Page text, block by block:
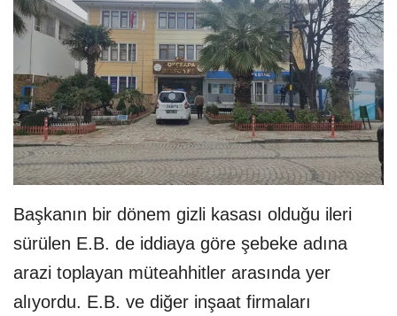
Başkanın bir dönem gizli kasası olduğu ileri
sürülen E.B. de iddiaya göre şebeke adına
arazi toplayan müteahhitler arasında yer
alıyordu. E.B. ve diğer inşaat firmaları